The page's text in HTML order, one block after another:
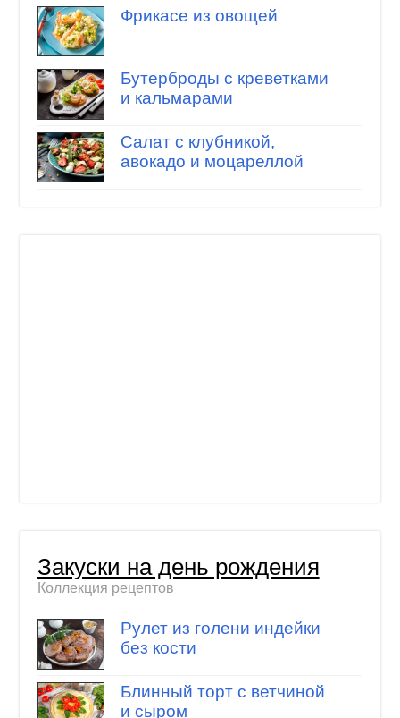
Фрикасе из овощей
Бутерброды с креветками
и кальмарами
Салат с клубникой,
авокадо и моцареллой
Закуски на день рождения
Коллекция рецептов
Рулет из голени индейки
без кости
Блинный торт с ветчиной
и сыром